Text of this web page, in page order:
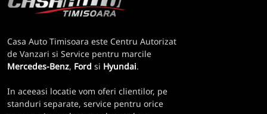
Casa Auto Timisoara este Centru Autorizat
de Vanzari si Service pentru marcile
Mercedes-Benz, Ford si Hyundai.
In aceeasi locatie vom oferi clientilor, pe
standuri separate, service pentru orice